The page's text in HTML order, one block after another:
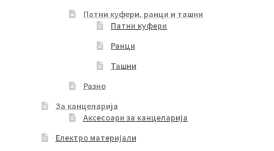
Патни куфери, ранци и ташни
Патни куфери
Ранци
Ташни
Разно
За канцеларија
Аксесоари за канцеларија
Електро материјали